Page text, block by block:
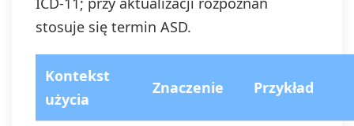
stosuje się termin ASD.
Kontekst
użycia
Znaczenie Przykład